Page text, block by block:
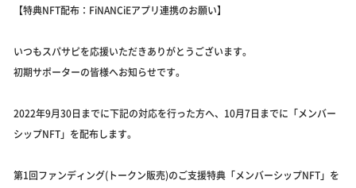
【特典NFT配布：FiNANCiEアプリ連携のお願い】
いつもスパサピを応援いただきありがとうございます。
初期サポーターの皆様へお知らせです。
2022年9月30日までに下記の対応を行った方へ、10月7日までに「メンバー
シップNFT」を配布します。
第1回ファンディング(トークン販売)のご支援特典「メンバーシップNFT」を